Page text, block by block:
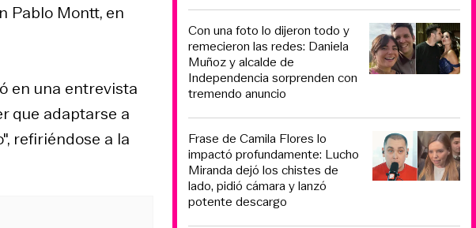
Pablo Montt, en
en una entrevista
que adaptarse a
refiriéndose a la
Con una foto lo dijeron todo y
remecieron las redes: Daniela
Muñoz y alcalde de
Independencia sorprenden con
tremendo anuncio
Frase de Camila Flores lo
impactó profundamente: Lucho
Miranda dejó los chistes de
lado, pidió cámara y lanzó
potente descargo